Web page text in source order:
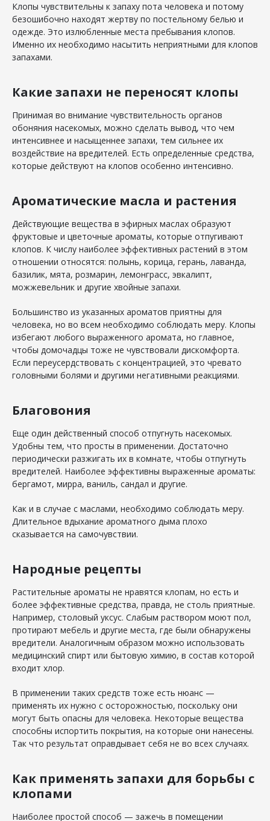
Клопы чувствительны к запаху пота человека и потому
безошибочно находят жертву по постельному белью и
одежде. Это излюбленные места пребывания клопов.
Именно их необходимо насытить неприятными для клопов
запахами.
Какие запахи не переносят клопы
Принимая во внимание чувствительность органов
обоняния насекомых, можно сделать вывод, что чем
интенсивнее и насыщеннее запахи, тем сильнее их
воздействие на вредителей. Есть определенные средства,
которые действуют на клопов особенно интенсивно.
Ароматические масла и растения
Действующие вещества в эфирных маслах образуют
фруктовые и цветочные ароматы, которые отпугивают
клопов. К числу наиболее эффективных растений в этом
отношении относятся: полынь, корица, герань, лаванда,
базилик, мята, розмарин, лемонграсс, эвкалипт,
можжевельник и другие хвойные запахи.
Большинство из указанных ароматов приятны для
человека, но во всем необходимо соблюдать меру. Клопы
избегают любого выраженного аромата, но главное,
чтобы домочадцы тоже не чувствовали дискомфорта.
Если переусердствовать с концентрацией, это чревато
головными болями и другими негативными реакциями.
Благовония
Еще один действенный способ отпугнуть насекомых.
Удобны тем, что просты в применении. Достаточно
периодически разжигать их в комнате, чтобы отпугнуть
вредителей. Наиболее эффективны выраженные ароматы:
бергамот, мирра, ваниль, сандал и другие.
Как и в случае с маслами, необходимо соблюдать меру.
Длительное вдыхание ароматного дыма плохо
сказывается на самочувствии.
Народные рецепты
Растительные ароматы не нравятся клопам, но есть и
более эффективные средства, правда, не столь приятные.
Например, столовый уксус. Слабым раствором моют пол,
протирают мебель и другие места, где были обнаружены
вредители. Аналогичным образом можно использовать
медицинский спирт или бытовую химию, в состав которой
входит хлор.
В применении таких средств тоже есть нюанс —
применять их нужно с осторожностью, поскольку они
могут быть опасны для человека. Некоторые вещества
способны испортить покрытия, на которые они нанесены.
Так что результат оправдывает себя не во всех случаях.
Как применять запахи для борьбы с
клопами
Наиболее простой способ — зажечь в помещении